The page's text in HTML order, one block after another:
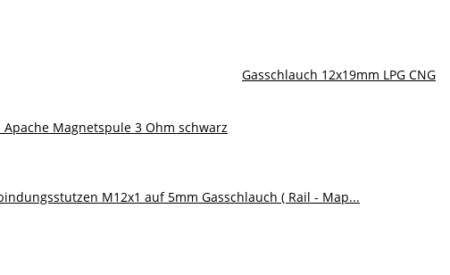
Apache Magnetspule 3 Ohm schwarz
Gasschlauch 12x19mm LPG CNG